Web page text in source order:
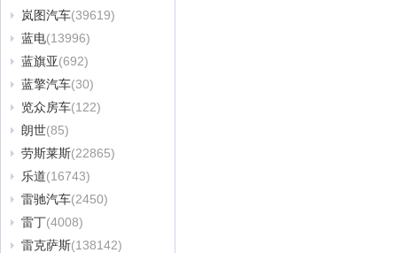
岚图汽车(39619)
蓝电(13996)
蓝旗亚(692)
蓝擎汽车(30)
览众房车(122)
朗世(85)
劳斯莱斯(22865)
乐道(16743)
雷驰汽车(2450)
雷丁(4008)
雷克萨斯(138142)